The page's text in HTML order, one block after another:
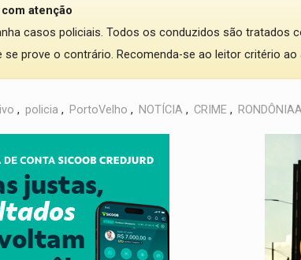
atenção
casos policiais. Todos os conduzidos são tratados
se prove o contrário. Recomenda-se ao leitor critério ao
, policia , PortoVelho , NOTÍCIA , CRIME ,